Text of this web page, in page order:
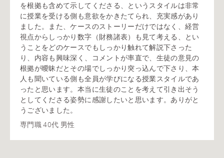
を根拠も含めて示してくださる、というスタイルは非常
に授業を受ける側も意欲をかきたてられ、充実感があり
ました。また、ケースのストーリーだけではなく、経営
視点からしっかり数字（財務諸表）も見て考える、とい
うことをどのケースでもしっかり触れて解説下さった
り、内容も興味深く、コメントが率直で、生徒の意見の
根拠が曖昧だとその場でしっかり突っ込んで下さり、本
人も聞いている側も全員が学びになる授業スタイルであ
ったと思います。本当に生徒のことを考えて引き出そう
としてくださる姿勢に感謝したいと思います。ありがと
うございました。
専門職 40代 男性